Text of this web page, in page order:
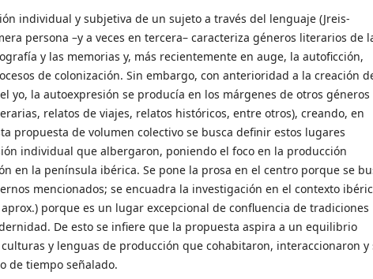
individual y subjetiva de un sujeto a través del lenguaje (Jreis-
persona –y a veces en tercera– caracteriza géneros literarios de
y las memorias y, más recientemente en auge, la autoficción,
de colonización. Sin embargo, con anterioridad a la creación
yo, la autoexpresión se producía en los márgenes de otros géneros
relatos de viajes, relatos históricos, entre otros), creando, en
propuesta de volumen colectivo se busca definir estos lugares
individual que albergaron, poniendo el foco en la producción
en la península ibérica. Se pone la prosa en el centro porque se
mencionados; se encuadra la investigación en el contexto
porque es un lugar excepcional de confluencia de tradiciones
De esto se infiere que la propuesta aspira a un equilibrio
y lenguas de producción que cohabitaron, interaccionaron y
de tiempo señalado.